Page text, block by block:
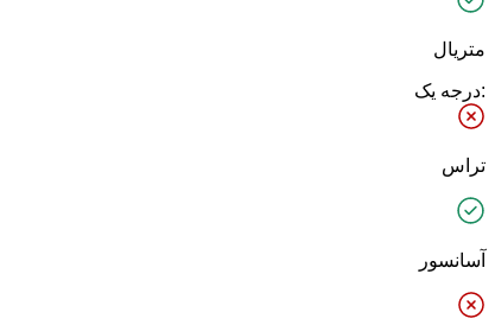
متریال
:درجه یک
تراس
آسانسور